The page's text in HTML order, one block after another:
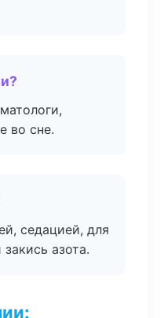
во сне.
седацией, для
азота.